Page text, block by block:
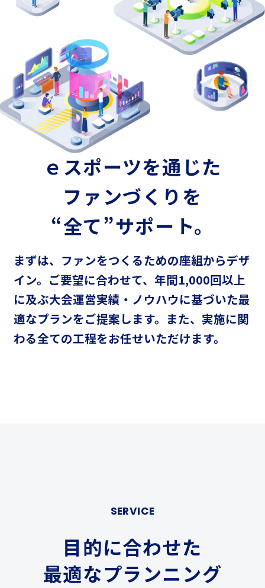
ｅスポーツを通じた
ファンづくりを
“全て”サポート。
まずは、ファンをつくるための座組からデザ
イン。 ご要望に合わせて、年間1,000回以上
に及ぶ大会運営実績・ノウハウに基づいた最
適なプランをご提案します。 また、実施に関
わる全ての工程をお任せいただけます。
SERVICE
目的に合わせた
最適なプランニング